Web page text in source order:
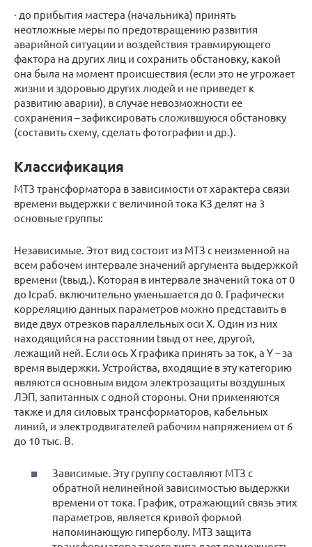
· до прибытия мастера (начальника) принять
неотложные меры по предотвращению развития
аварийной ситуации и воздействия травмирующего
фактора на других лиц и сохранить обстановку, какой
она была на момент происшествия (если это не угрожает
жизни и здоровью других людей и не приведет к
развитию аварии), в случае невозможности ее
сохранения – зафиксировать сложившуюся обстановку
(составить схему, сделать фотографии и др.).
Классификация
МТЗ трансформатора в зависимости от характера связи
времени выдержки с величиной тока КЗ делят на 3
основные группы:
Независимые. Этот вид состоит из МТЗ с неизменной на
всем рабочем интервале значений аргумента выдержкой
времени (tвыд.). Которая в интервале значений тока от 0
до Iсраб. включительно уменьшается до 0. Графически
корреляцию данных параметров можно представить в
виде двух отрезков параллельных оси X. Один из них
находящийся на расстоянии tвыд от нее, другой,
лежащий ней. Если ось X графика принять за ток, а Y – за
время выдержки. Устройства, входящие в эту категорию
являются основным видом электрозащиты воздушных
ЛЭП, запитанных с одной стороны. Они применяются
также и для силовых трансформаторов, кабельных
линий, и электродвигателей рабочим напряжением от 6
до 10 тыс. В.
Зависимые. Эту группу составляют МТЗ с
обратной нелинейной зависимостью выдержки
времени от тока. График, отражающий связь этих
параметров, является кривой формой
напоминающую гиперболу. МТЗ защита